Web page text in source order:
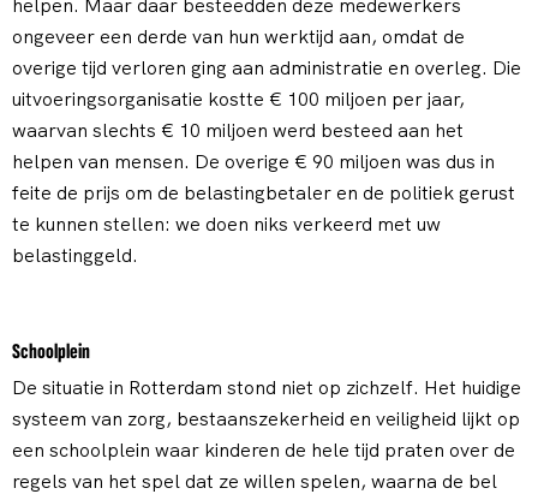
helpen. Maar daar besteedden deze medewerkers
ongeveer een derde van hun werktijd aan, omdat de
overige tijd verloren ging aan administratie en overleg. Die
uitvoeringsorganisatie kostte € 100 miljoen per jaar,
waarvan slechts € 10 miljoen werd besteed aan het
helpen van mensen. De overige € 90 miljoen was dus in
feite de prijs om de belastingbetaler en de politiek gerust
te kunnen stellen: we doen niks verkeerd met uw
belastinggeld.
Schoolplein
De situatie in Rotterdam stond niet op zichzelf. Het huidige
systeem van zorg, bestaanszekerheid en veiligheid lijkt op
een schoolplein waar kinderen de hele tijd praten over de
regels van het spel dat ze willen spelen, waarna de bel